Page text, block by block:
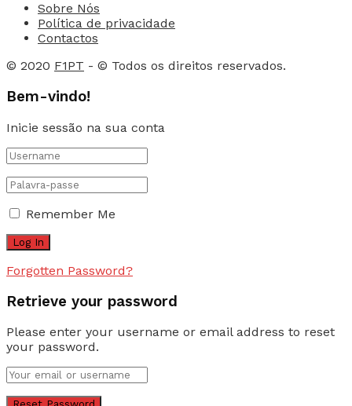
Sobre Nós
Política de privacidade
Contactos
© 2020 F1PT - © Todos os direitos reservados.
Bem-vindo!
Inicie sessão na sua conta
Remember Me
Forgotten Password?
Retrieve your password
Please enter your username or email address to reset
your password.